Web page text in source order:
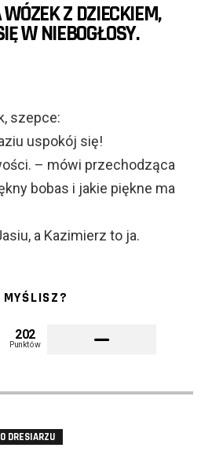
Z DZIECKIEM,
W NIEBOGŁOSY.
szepce:
uspokój się!
– mówi przechodząca
bobas i jakie piękne ma
a Kazimierz to ja.
MYŚLISZ?
202
Punktów
DRESIARZU